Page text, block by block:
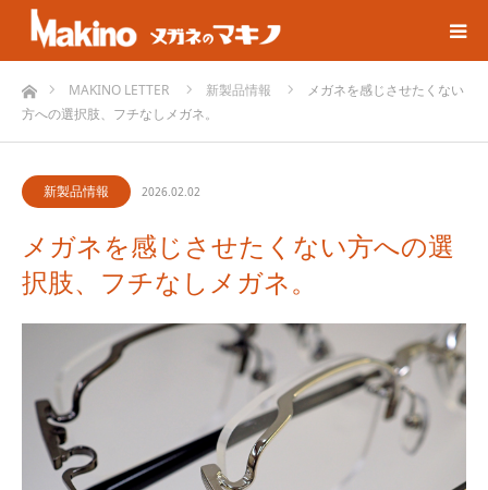
ホームMAKINO LETTER 新製品情報
メガネを感じさせたくない
方への選択肢、フチなしメガネ。
新製品情報 2026.02.02
メガネを感じさせたくない方への選
択肢、フチなしメガネ。